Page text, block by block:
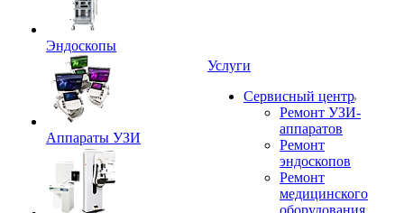
Эндоскопы
Аппараты УЗИ
Услуги
Сервисный центр
Ремонт УЗИ-
аппаратов
Ремонт
эндоскопов
Ремонт
медицинского
оборудования